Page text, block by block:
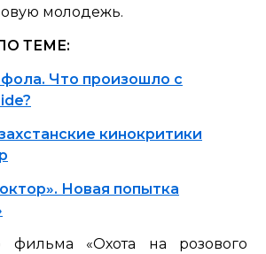
молодежь.
ТЕМЕ:
Что произошло с
кинокритики
Новая попытка
фильма «Охота на розового